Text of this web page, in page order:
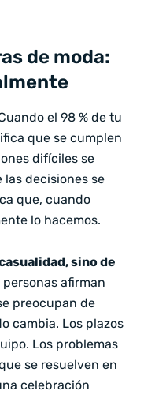
de moda:
el 98 % de tu
que se cumplen
difíciles se
decisiones se
que, cuando
lo hacemos.
sino de
personas afirman
preocupan de
cambia. Los plazos
Los problemas
se resuelven en
celebración